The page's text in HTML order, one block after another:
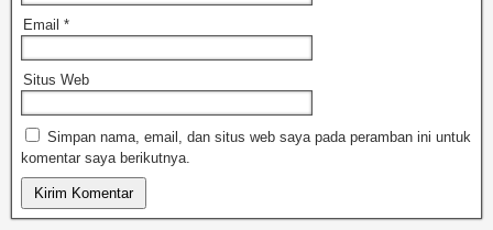
Email *
Situs Web
Simpan nama, email, dan situs web saya pada peramban ini untuk
komentar saya berikutnya.